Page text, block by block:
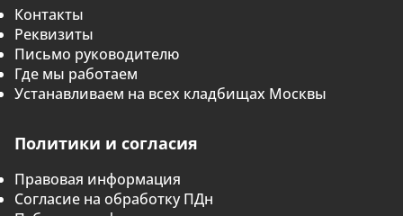
Контакты
Реквизиты
Письмо руководителю
Где мы работаем
Устанавливаем на всех кладбищах Москвы
Политики и согласия
Правовая информация
Согласие на обработку ПДн